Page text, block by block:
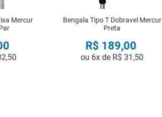
Mercur
,50
Bengala Tipo T Dobravel Mercur
Preta
R$ 189,00
ou 6x de R$ 31 ,50